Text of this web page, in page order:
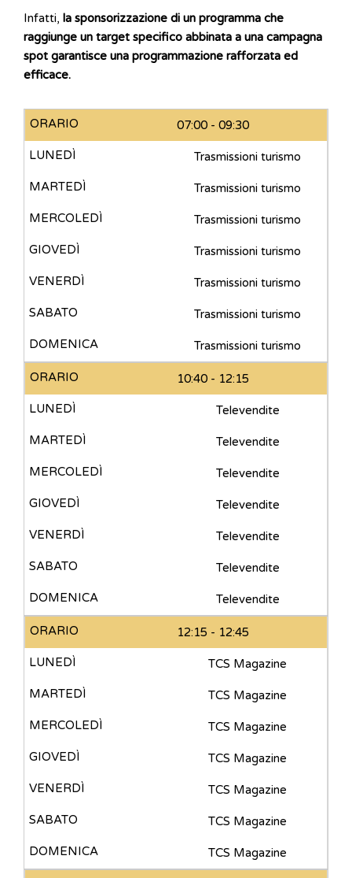
Infatti, la sponsorizzazione di un programma che
raggiunge un target specifico abbinata a una campagna
spot garantisce una programmazione rafforzata ed
efficace.
07:00 - 09:30
Trasmissioni turismo
Trasmissioni turismo
Trasmissioni turismo
Trasmissioni turismo
Trasmissioni turismo
Trasmissioni turismo
Trasmissioni turismo
10:40 - 12:15
Televendite
Televendite
Televendite
Televendite
Televendite
Televendite
Televendite
12:15 - 12:45
TCS Magazine
TCS Magazine
TCS Magazine
TCS Magazine
TCS Magazine
TCS Magazine
TCS Magazine